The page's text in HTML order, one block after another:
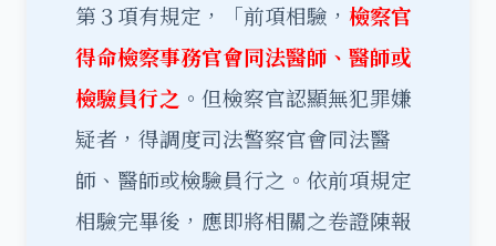
第３項有規定，「前項相驗， 檢察官
得命檢察事務官會同法醫師、醫師或
檢驗員行之 。但檢察官認顯無犯罪嫌
疑者，得調度司法警察官會同法醫
師、醫師或檢驗員行之。依前項規定
相驗完畢後，應即將相關之卷證陳報